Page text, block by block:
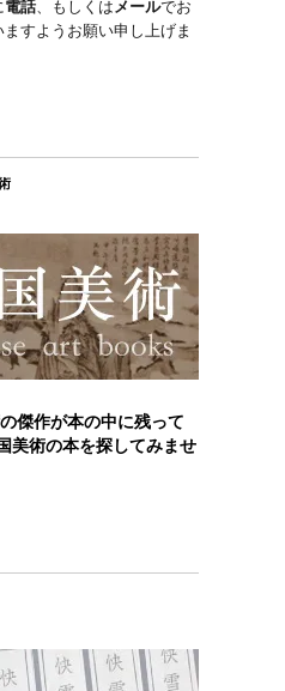
電話、もしくはメールでお
すようお願い申し上げま
傑作が本の中に残って
美術の本を探してみませ